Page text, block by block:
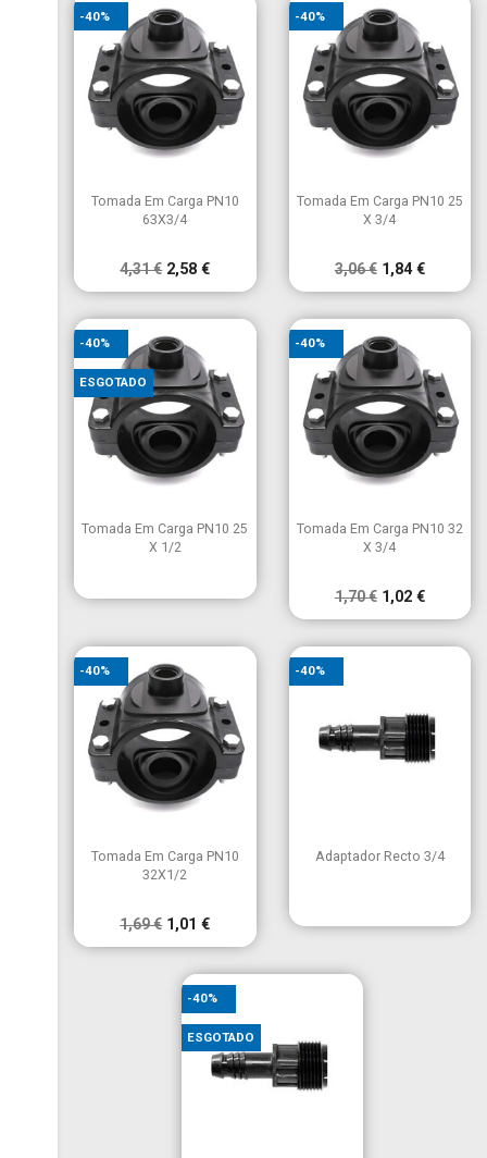
 Vista rápida
Tomada Em Carga PN10
63X3/4
4,31 € 2,58 €
-40%
Vista rápida
Tomada Em Carga PN10 25
X 3/4
3,06 € 1,84 €
-40%
Vista rápida
Tomada Em Carga PN10 25
X 1/2
-40%
ESGOTADO
Vista rápida
Tomada Em Carga PN10 32
X 3/4
1,70 € 1,02 €
-40%
 Vista rápida
Tomada Em Carga PN10
32X1/2
1,69 € 1,01 €
-40%
Vista rápida
Adaptador Recto 3/4
-40%
-40%
ESGOTADO